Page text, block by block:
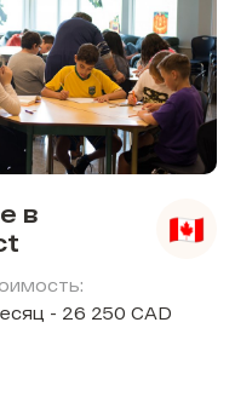
в
1 месяц - 26 250 CAD